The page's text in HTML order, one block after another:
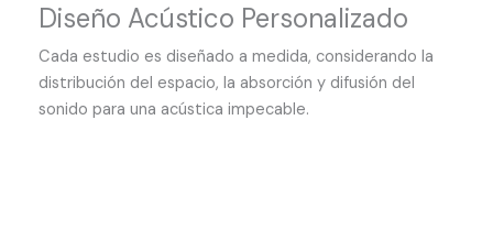
Diseño Acústico Personalizado
Cada estudio es diseñado a medida, considerando la
distribución del espacio, la absorción y difusión del
sonido para una acústica impecable.